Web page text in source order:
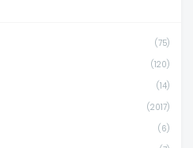
(75)
(120)
(14)
(2017)
(6)